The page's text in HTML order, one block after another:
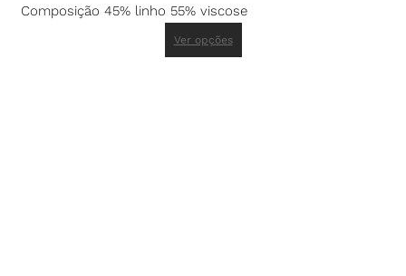
Composição 45% linho 55% viscose
Ver opções